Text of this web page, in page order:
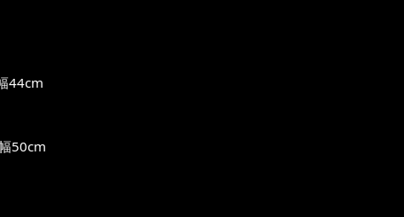
44cm
50cm